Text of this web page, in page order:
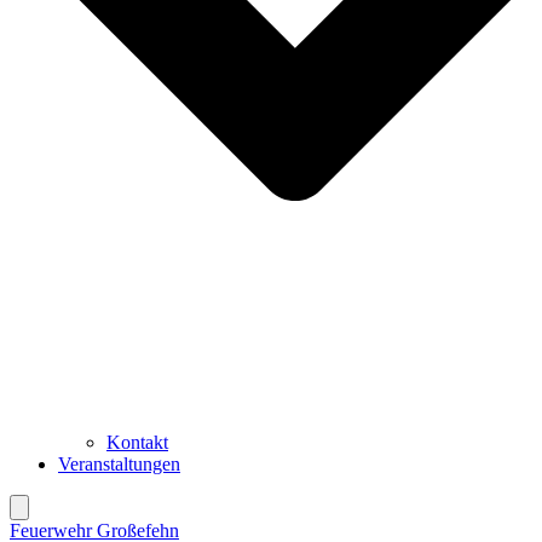
Kontakt
Veranstaltungen
Feuerwehr Großefehn